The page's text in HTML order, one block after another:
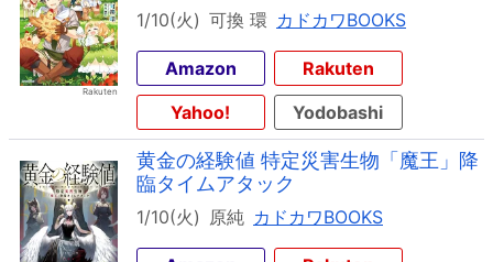
1/10(火) 可換 環 カドカワBOOKS
Amazon
Rakuten
Yahoo!
Yodobashi
黄金の経験値 特定災害生物「魔王」降
臨タイムアタック
1/10(火) 原純 カドカワBOOKS